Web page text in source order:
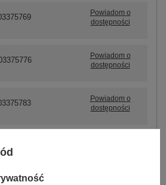
Powiadom o
dostępności
Powiadom o
dostępności
Powiadom o
dostępności